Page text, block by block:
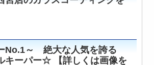
No.1～ 絶大な人気を誇る
キーパー☆ 【詳しくは画像を